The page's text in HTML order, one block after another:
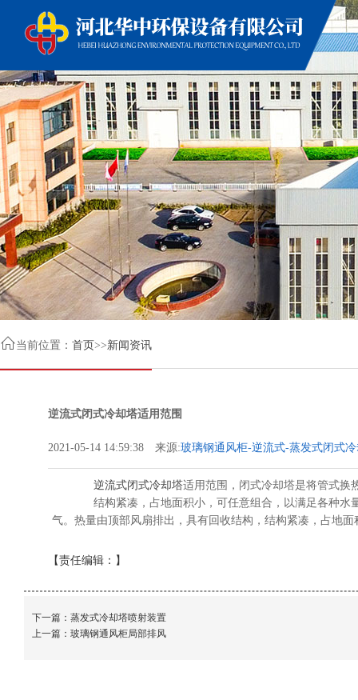
当前位置： 首页>>新闻资讯
逆流式闭式冷却塔适用范围
2021-05-14 14:59:38 来源:玻璃钢通风柜-逆流式-蒸发式闭式
逆流式闭式冷却塔适用范围，闭式冷却塔是将管式换
结构紧凑，占地面积小，可任意组合，以满足各种水
气。热量由顶部风扇排出，具有回收结构，结构紧凑，占地面
【责任编辑： 】
下一篇： 蒸发式冷却塔喷射装置
上一篇： 玻璃钢通风柜局部排风